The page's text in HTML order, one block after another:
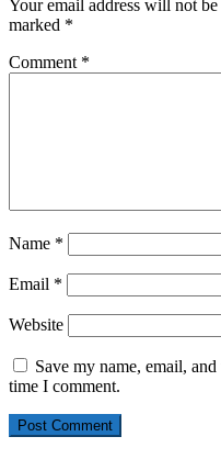
Your email address will not
marked *
Comment *
Name *
Email *
Website
Save my name, email,
time I comment.